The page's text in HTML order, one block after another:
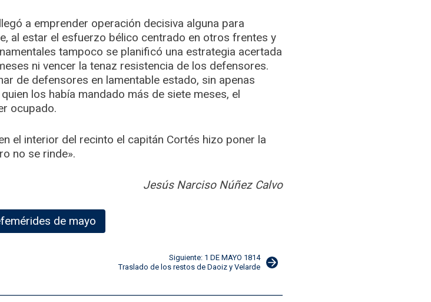
a emprender operación decisiva alguna para
al estar el esfuerzo bélico centrado en otros frentes y
tampoco se planificó una estrategia acertada
ni vencer la tenaz resistencia de los defensores.
de defensores en lamentable estado, sin apenas
los había mandado más de siete meses, el
ocupado.
el interior del recinto el capitán Cortés hizo poner la
no se rinde».
Jesús Narciso Núñez Calvo
de mayo
Siguiente: 1 DE MAYO 1814
Traslado de los restos de Daoiz y Velarde